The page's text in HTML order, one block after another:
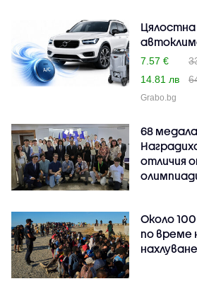
7.57 €
14.81 лв
Grabo.bg
68 медала
отличия
Около
по време